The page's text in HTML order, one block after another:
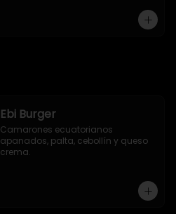
Ebi Burger
Camarones ecuatorianos
apanados, palta, cebollín y queso
crema.